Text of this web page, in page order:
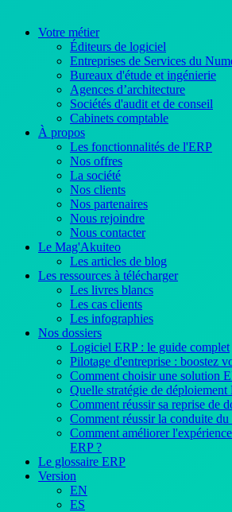
Votre métier
Éditeurs de logiciel
Entreprises de Services du
Bureaux d'étude et ingénierie
Agences d’architecture
Sociétés d'audit et de conseil
Cabinets comptable
À propos
Les fonctionnalités de l'ERP
Nos offres
La société
Nos clients
Nos partenaires
Nous rejoindre
Nous contacter
Le Mag'Akuiteo
Les articles de blog
Les ressources à télécharger
Les livres blancs
Les cas clients
Les infographies
Nos dossiers
Logiciel ERP : le guide complet
Pilotage d'entreprise : boostez
Comment choisir une solution
Quelle stratégie de déploiement
Comment réussir sa reprise de
Comment réussir la conduite du
Comment améliorer
ERP ?
Le glossaire ERP
Version
EN
ES